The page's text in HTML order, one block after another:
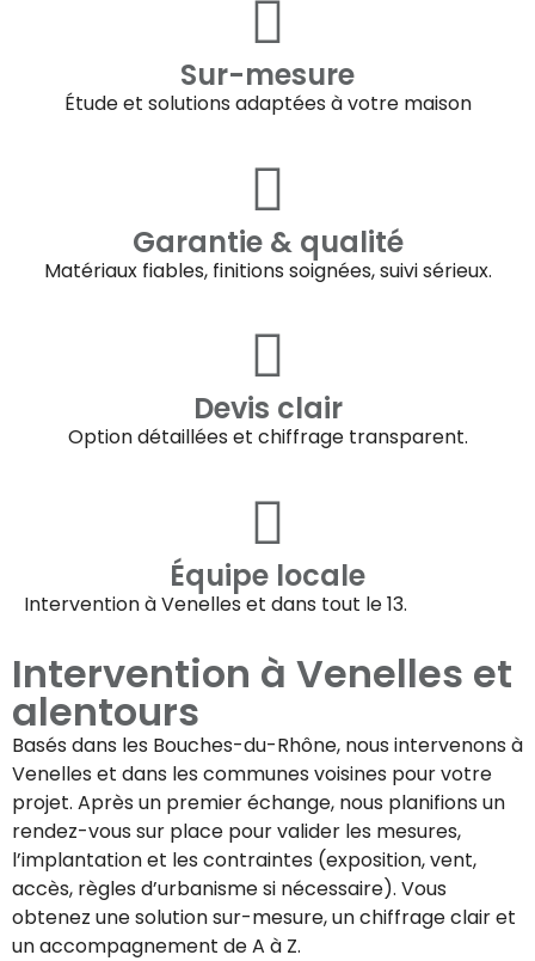
Sur-mesure
Étude et solutions adaptées à votre maison
Garantie & qualité
Matériaux fiables, finitions soignées, suivi sérieux.
Devis clair
Option détaillées et chiffrage transparent.
Équipe locale
Intervention àVenelles et dans tout le 13.
Intervention à Venelles et
alentours
Basés dans les Bouches-du-Rhône, nous intervenons à
Venelles et dans les communes voisines pour votre
projet. Après un premier échange, nous planifions un
rendez-vous sur place pour valider les mesures,
l’implantation et les contraintes (exposition, vent,
accès, règles d’urbanisme si nécessaire). Vous
obtenez une solution sur-mesure, un chiffrage clair et
un accompagnement de A à Z.